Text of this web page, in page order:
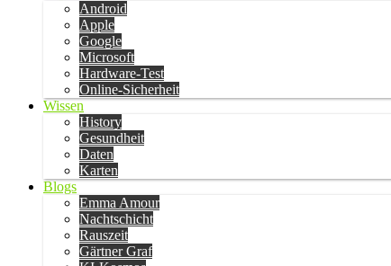
Android
Apple
Google
Microsoft
Hardware-Test
Online-Sicherheit
Wissen
History
Gesundheit
Daten
Karten
Blogs
Emma Amour
Nachtschicht
Rauszeit
Gärtner Graf